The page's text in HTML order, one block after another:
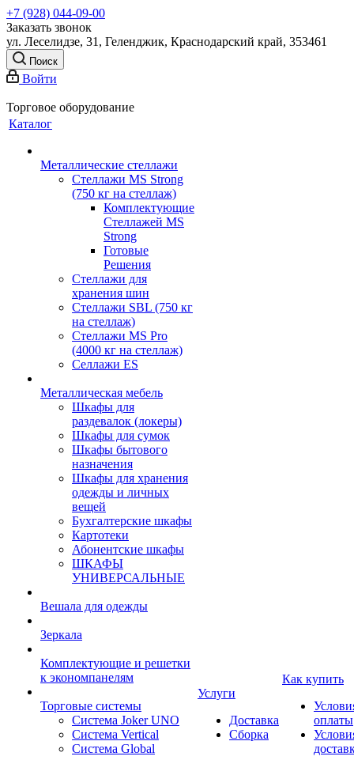
+7 (928) 044-09-00
Заказать звонок
ул. Леселидзе, 31, Геленджик, Краснодарский край, 353461
Поиск
Войти
Торговое оборудование
Каталог
Металлические стеллажи
Стеллажи MS Strong
(750 кг на стеллаж)
Комплектующие
Стеллажей MS
Strong
Готовые
Решения
Стеллажи для
хранения шин
Стеллажи SBL (750 кг
на стеллаж)
Стеллажи MS Pro
(4000 кг на стеллаж)
Селлажи ES
Металлическая мебель
Шкафы для
раздевалок (локеры)
Шкафы для сумок
Шкафы бытового
назначения
Шкафы для хранения
одежды и личных
вещей
Бухгалтерские шкафы
Картотеки
Абонентские шкафы
ШКАФЫ
УНИВЕРСАЛЬНЫЕ
Вешала для одежды
Зеркала
Комплектующие и решетки
к экономпанелям
Торговые системы
Система Joker UNO
Система Vertical
Система Global
Услуги
Доставка
Сборка
Как купить
оплаты